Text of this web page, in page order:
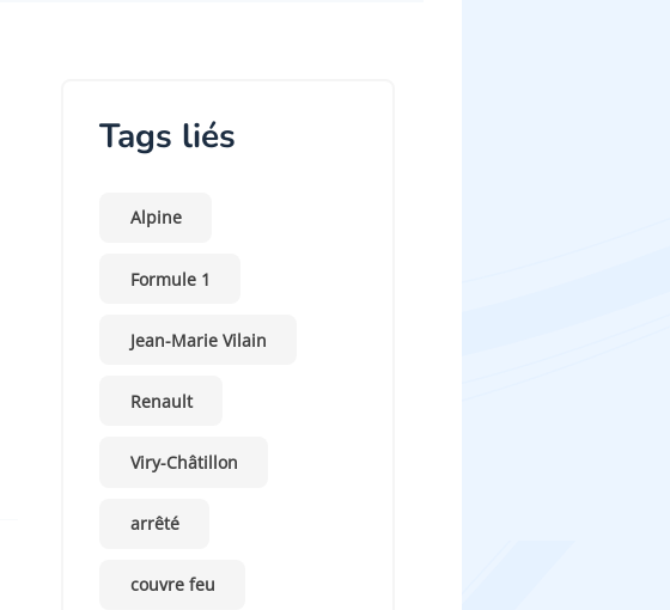
Tags liés
Alpine
Formule 1
Jean-Marie Vilain
Renault
Viry-Châtillon
arrêté
couvre feu